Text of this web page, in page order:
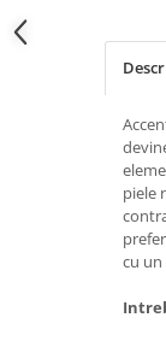
piele
cu un